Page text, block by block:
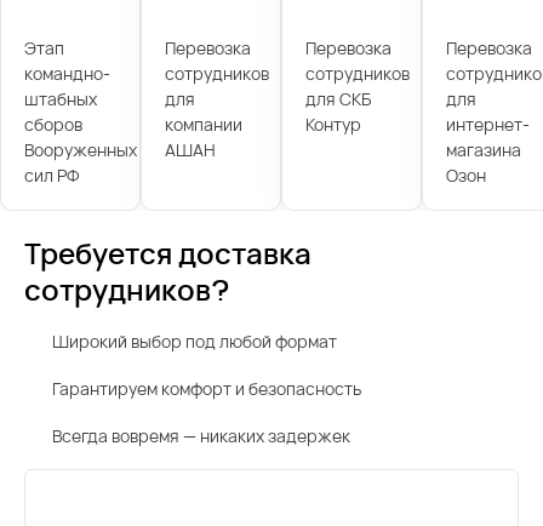
Этап
командно-
штабных
сборов
Вооруженных
сил РФ
Перевозка
сотрудников
для
компании
АШАН
Перевозка
сотрудников
для СКБ
Контур
Перевозка
для
интернет-
магазина
Озон
Требуется доставка
сотрудников?
Широкий выбор под любой формат
Гарантируем комфорт и безопасность
Всегда вовремя — никаких задержек